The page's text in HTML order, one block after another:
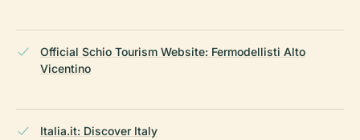
Official Schio Tourism Website: Fermodellisti Alto
Vicentino
Italia.it: Discover Italy